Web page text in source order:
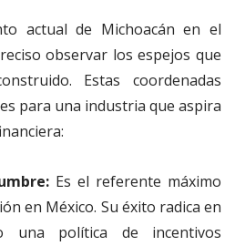
actual de Michoacán en el
observar los espejos que
Estas coordenadas
para una industria que aspira
Es el referente máximo
en México. Su éxito radica en
una política de incentivos